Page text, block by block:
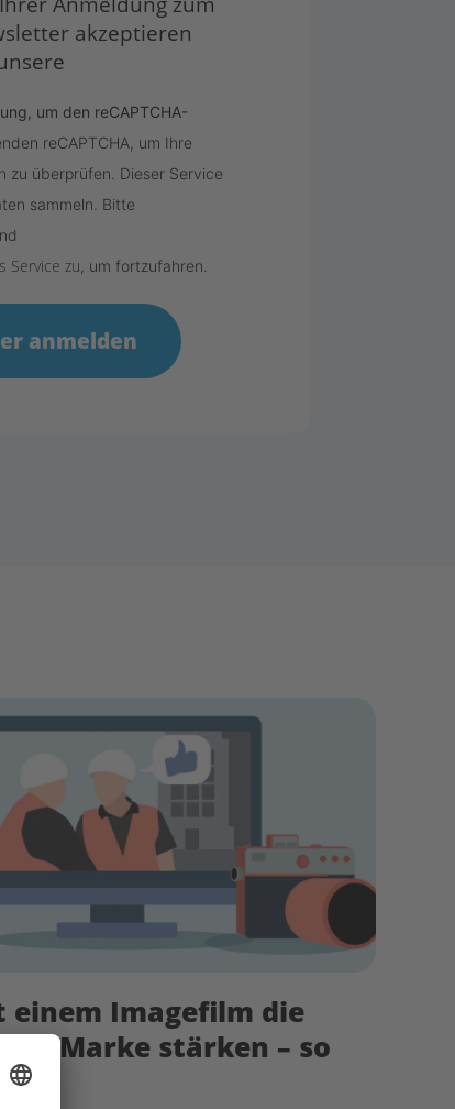
akzeptieren
um den reCAPTCHA-
reCAPTCHA, um Ihre
zu überprüfen. Dieser Service
sammeln. Bitte
Service zu , um fortzufahren.
einem Imagefilm die
Marke stärken – so